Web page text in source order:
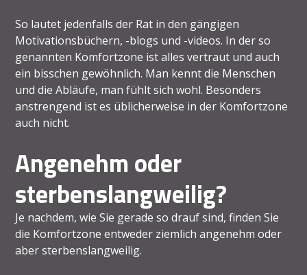
So lautet jedenfalls der Rat in den gängigen
Motivationsbüchern, -blogs und -videos. In der so
genannten Komfortzone ist alles vertraut und auch
ein bisschen gewöhnlich. Man kennt die Menschen
und die Abläufe, man fühlt sich wohl. Besonders
anstrengend ist es üblicherweise in der Komfortzone
auch nicht.
Angenehm oder
sterbenslangweilig?
Je nachdem, wie Sie gerade so drauf sind, finden Sie
die Komfortzone entweder ziemlich angenehm oder
aber sterbenslangweilig.